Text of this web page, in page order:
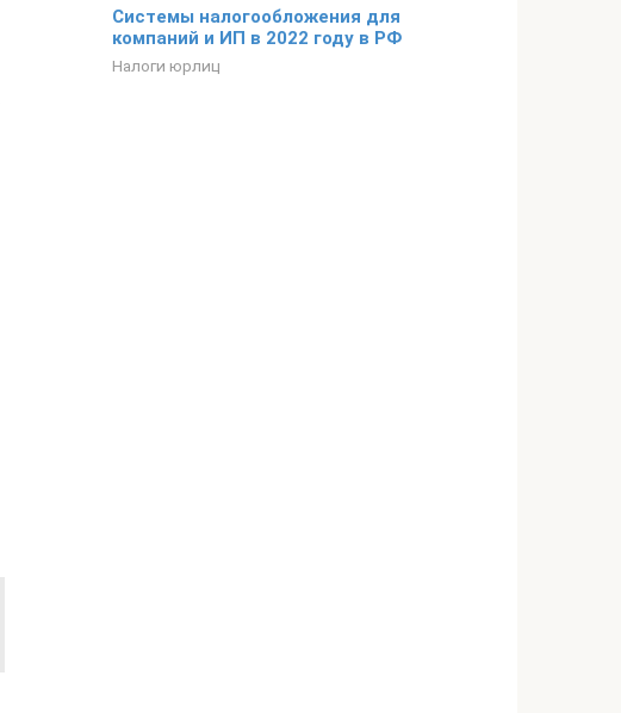
Системы налогообложения для
компаний и ИП в 2022 году в РФ
Налоги юрлиц